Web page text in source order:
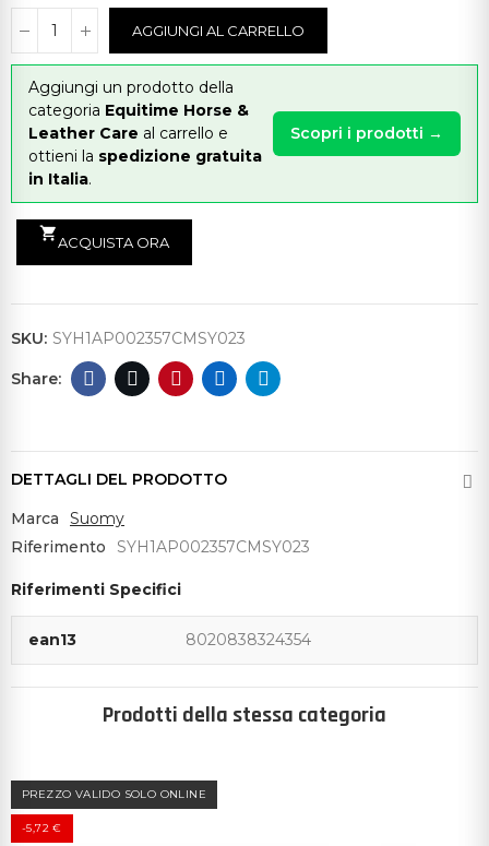
AGGIUNGI AL CARRELLO
Aggiungi un prodotto della
categoria Equitime Horse &
Leather Care al carrello e
ottieni la spedizione gratuita
in Italia.
Scopri i prodotti →
shopping_cart
ACQUISTA ORA
SKU: SYH1AP002357CMSY023
DETTAGLI DEL PRODOTTO
Marca
Suomy
Riferimento
SYH1AP002357CMSY023
Riferimenti Specifici
ean13 8020838324354
Prodotti della stessa categoria
PREZZO VALIDO SOLO ONLINE
-5,72 €